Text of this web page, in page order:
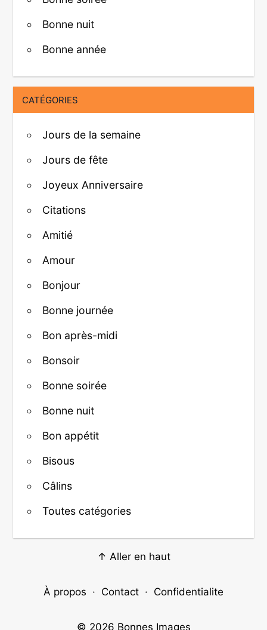
Bonne nuit
Bonne année
CATÉGORIES
Jours de la semaine
Jours de fête
Joyeux Anniversaire
Citations
Amitié
Amour
Bonjour
Bonne journée
Bon après-midi
Bonsoir
Bonne soirée
Bonne nuit
Bon appétit
Bisous
Câlins
Toutes catégories
↑ Aller en haut
À propos · Contact · Confidentialite
© 2026 Bonnes Images